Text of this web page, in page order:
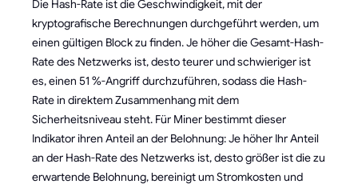
Die Hash-Rate ist die Geschwindigkeit, mit der
kryptografische Berechnungen durchgeführt werden, um
einen gültigen Block zu finden. Je höher die Gesamt-Hash-
Rate des Netzwerks ist, desto teurer und schwieriger ist
es, einen 51 %-Angriff durchzuführen, sodass die Hash-
Rate in direktem Zusammenhang mit dem
Sicherheitsniveau steht. Für Miner bestimmt dieser
Indikator ihren Anteil an der Belohnung: Je höher Ihr Anteil
an der Hash-Rate des Netzwerks ist, desto größer ist die zu
erwartende Belohnung, bereinigt um Stromkosten und